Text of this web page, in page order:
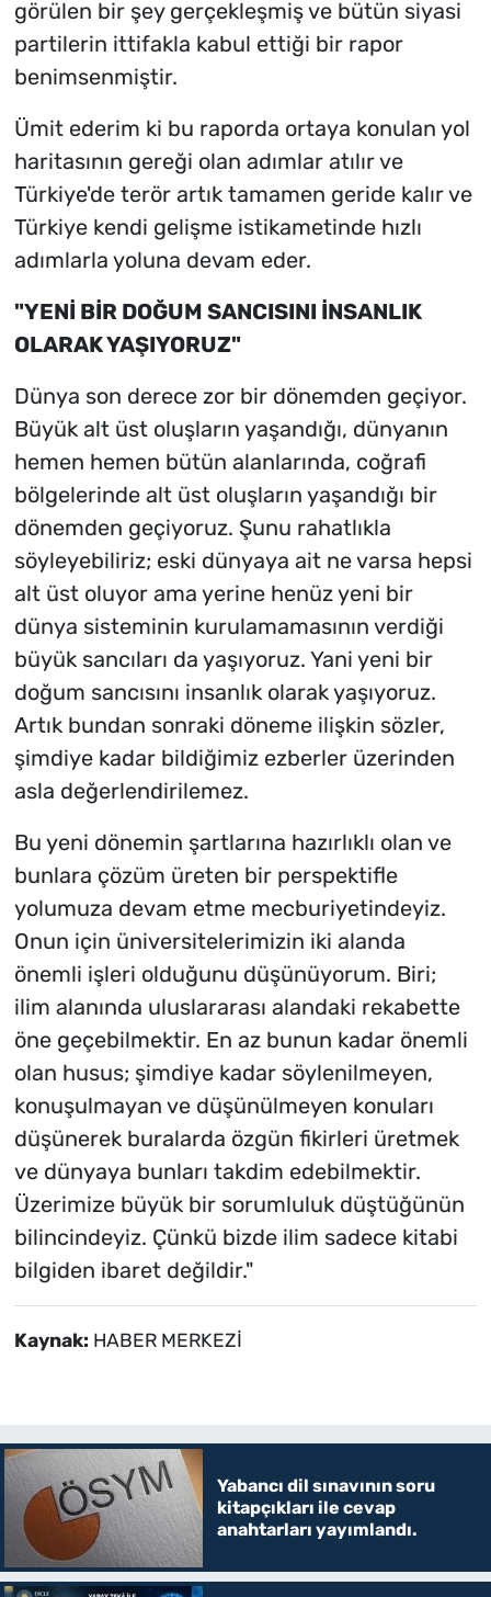
görülen bir şey gerçekleşmiş ve bütün siyasi
partilerin ittifakla kabul ettiği bir rapor
benimsenmiştir.
Ümit ederim ki bu raporda ortaya konulan yol
haritasının gereği olan adımlar atılır ve
Türkiye'de terör artık tamamen geride kalır ve
Türkiye kendi gelişme istikametinde hızlı
adımlarla yoluna devam eder.
"YENİ BİR DOĞUM SANCISINI İNSANLIK
OLARAK YAŞIYORUZ"
Dünya son derece zor bir dönemden geçiyor.
Büyük alt üst oluşların yaşandığı, dünyanın
hemen hemen bütün alanlarında, coğrafi
bölgelerinde alt üst oluşların yaşandığı bir
dönemden geçiyoruz. Şunu rahatlıkla
söyleyebiliriz; eski dünyaya ait ne varsa hepsi
alt üst oluyor ama yerine henüz yeni bir
dünya sisteminin kurulamamasının verdiği
büyük sancıları da yaşıyoruz. Yani yeni bir
doğum sancısını insanlık olarak yaşıyoruz.
Artık bundan sonraki döneme ilişkin sözler,
şimdiye kadar bildiğimiz ezberler üzerinden
asla değerlendirilemez.
Bu yeni dönemin şartlarına hazırlıklı olan ve
bunlara çözüm üreten bir perspektifle
yolumuza devam etme mecburiyetindeyiz.
Onun için üniversitelerimizin iki alanda
önemli işleri olduğunu düşünüyorum. Biri;
ilim alanında uluslararası alandaki rekabette
öne geçebilmektir. En az bunun kadar önemli
olan husus; şimdiye kadar söylenilmeyen,
konuşulmayan ve düşünülmeyen konuları
düşünerek buralarda özgün fikirleri üretmek
ve dünyaya bunları takdim edebilmektir.
Üzerimize büyük bir sorumluluk düştüğünün
bilincindeyiz. Çünkü bizde ilim sadece kitabi
bilgiden ibaret değildir."
Kaynak: HABER MERKEZİ
Yabancı dil sınavının soru
kitapçıkları ile cevap
anahtarları yayımlandı.